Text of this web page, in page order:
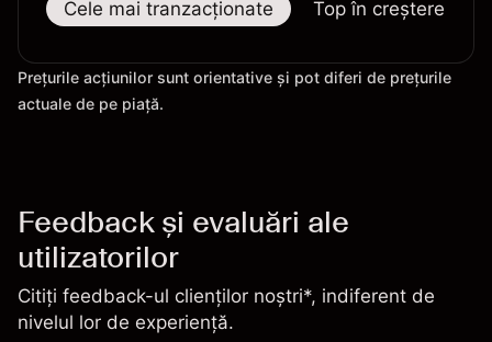
Cele mai tranzacționate Top în creștere
Prețurile acțiunilor sunt orientative și pot diferi de prețurile
actuale de pe piață.
Feedback și evaluări ale
utilizatorilor
Citiți feedback-ul clienților noștri*, indiferent de
nivelul lor de experiență.